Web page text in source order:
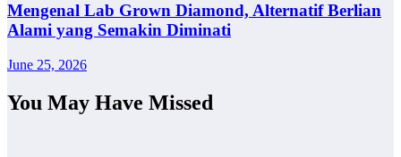
Mengenal Lab Grown Diamond, Alternatif Berlian
Alami yang Semakin Diminati
June 25, 2026
You May Have Missed